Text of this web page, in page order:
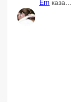
Em каза...